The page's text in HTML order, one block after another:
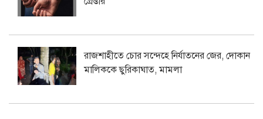
রাজশাহীতে চোর সন্দেহে নির্যাতনের জের, দোকান
মালিককে ছুরিকাঘাত, মামলা